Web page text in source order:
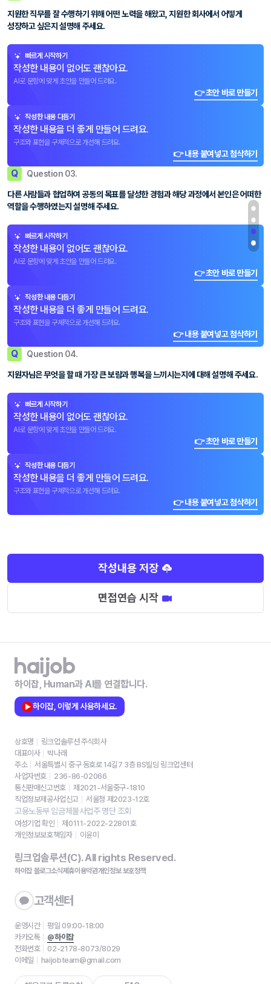
지원한 직무를 잘 수행하기 위해 어떤 노력을 해왔고, 지원한 회사에서 어떻게
성장하고 싶은지 설명해 주세요.
빠르게 시작하기
작성한 내용이 없어도 괜찮아요.
AI로 문항에 맞게 초안을 만들어 드려요.
👉 초안 바로 만들기
작성한 내용 다듬기
작성한 내용을 더 좋게 만들어 드려요.
구조와 표현을 구체적으로 개선해 드려요.
👉 내용 붙여넣고 첨삭하기
Q Question 03.
다른 사람들과 협업하여 공동의 목표를 달성한 경험과 해당 과정에서 본인은 어떠한
역할을 수행하였는지 설명해 주세요.
빠르게 시작하기
작성한 내용이 없어도 괜찮아요.
AI로 문항에 맞게 초안을 만들어 드려요.
👉 초안 바로 만들기
작성한 내용 다듬기
작성한 내용을 더 좋게 만들어 드려요.
구조와 표현을 구체적으로 개선해 드려요.
👉 내용 붙여넣고 첨삭하기
Q Question 04.
지원자님은 무엇을 할 때 가장 큰 보람과 행복을 느끼시는지에 대해 설명해 주세요.
빠르게 시작하기
작성한 내용이 없어도 괜찮아요.
AI로 문항에 맞게 초안을 만들어 드려요.
👉 초안 바로 만들기
작성한 내용 다듬기
작성한 내용을 더 좋게 만들어 드려요.
구조와 표현을 구체적으로 개선해 드려요.
👉 내용 붙여넣고 첨삭하기
작성내용 저장
면접연습 시작
하이잡, Human과 AI를 연결합니다.
하이잡, 이렇게 사용하세요.
상호명
링크업솔루션 주식회사
대표이사
박나래
주소
서울특별시 중구 동호로 14길7 3층 BS빌딩 링크업센터
사업자번호
236-86-02066
통신판매신고번호
제2021-서울중구-1810
직업정보제공사업신고
서울청 제2023-12호
고용노동부 임금체불사업주 명단 조회
여성기업 확인
제0111-2022-22801호
개인정보보호책임자
이윤미
링크업솔루션(C). All rights Reserved.
하이잡 블로그소식제휴이용약관개인정보 보호정책
고객센터
운영시간
평일 09:00-18:00
카카오톡
@하이잡
전화번호
02-2178-8073/8029
이메일
haijobteam@gmail.com